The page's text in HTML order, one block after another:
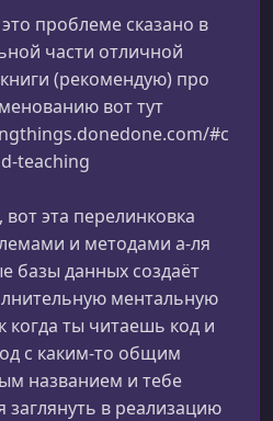
проблеме сказано в
части отличной
(рекомендую) про
вот тут
#c
teaching
эта перелинковка
и методами а-ля
базы данных создаёт
ментальную
когда ты читаешь код и
с каким-то общим
названием и тебе
заглянуть в реализацию